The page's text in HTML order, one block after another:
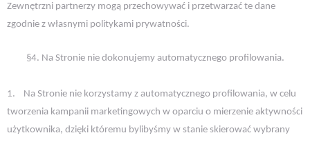
Zewnętrzni partnerzy mogą przechowywać i przetwarzać te dane
zgodnie z własnymi politykami prywatności.
§4. Na Stronie nie dokonujemy automatycznego profilowania.
1.
Na Stronie nie korzystamy z automatycznego profilowania, w celu
tworzenia kampanii marketingowych w oparciu o mierzenie aktywności
użytkownika, dzięki któremu bylibyśmy w stanie skierować wybrany